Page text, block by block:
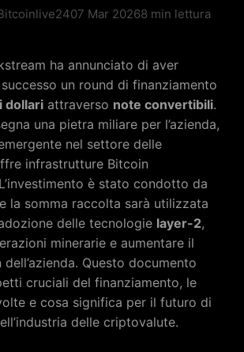
07 Mar 20268 min lettura
ha annunciato di aver
un round di finanziamento
dollari attraverso note convertibili.
una pietra miliare per l’azienda,
nel settore delle
infrastrutture Bitcoin
è stato condotto da
la somma raccolta sarà utilizzata
delle tecnologie layer-2,
minerarie e aumentare il
Questo documento
cruciali del finanziamento, le
e cosa significa per il futuro di
delle criptovalute.